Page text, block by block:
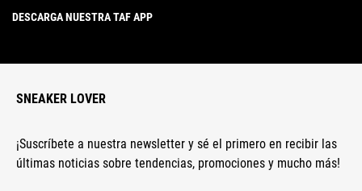
DESCARGA NUESTRA TAF APP
SNEAKER LOVER
¡Suscríbete a nuestra newsletter y sé el primero en recibir las
últimas noticias sobre tendencias, promociones y mucho más!